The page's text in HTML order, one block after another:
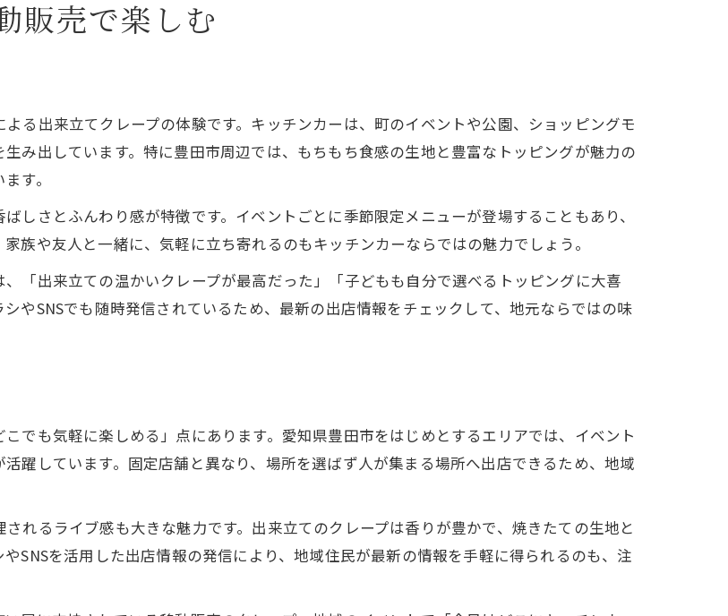
販売で楽しむ
る出来立てクレープの体験です。キッチンカーは、町のイベントや公園、ショッピングモ
み出しています。特に豊田市周辺では、もちもち食感の生地と豊富なトッピングが魅力の
す。
しさとふんわり感が特徴です。イベントごとに季節限定メニューが登場することもあり、
族や友人と一緒に、気軽に立ち寄れるのもキッチンカーならではの魅力でしょう。
「出来立ての温かいクレープが最高だった」「子どもも自分で選べるトッピングに大喜
やSNSでも随時発信されているため、最新の出店情報をチェックして、地元ならではの味
でも気軽に楽しめる」点にあります。愛知県豊田市をはじめとするエリアでは、イベント
躍しています。固定店舗と異なり、場所を選ばず人が集まる場所へ出店できるため、地域
れるライブ感も大きな魅力です。出来立てのクレープは香りが豊かで、焼きたての生地と
SNSを活用した出店情報の発信により、地域住民が最新の情報を手軽に得られるのも、注